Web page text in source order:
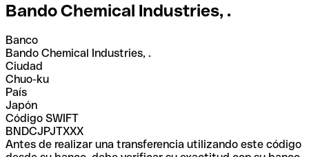
Bando Chemical Industries, .
Banco
Bando Chemical Industries, .
Ciudad
Chuo-ku
País
Japón
Código SWIFT
BNDCJPJTXXX
Antes de realizar una transferencia utilizando este código